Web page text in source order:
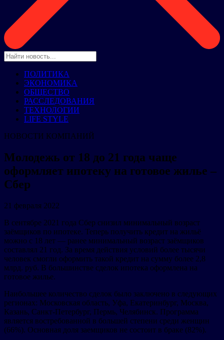
ПОЛИТИКА
ЭКОНОМИКА
ОБЩЕСТВО
РАССЛЕДОВАНИЯ
ТЕХНОЛОГИИ
LIFE STYLE
НОВОСТИ КОМПАНИЙ
Молодежь от 18 до 21 года чаще
оформляет ипотеку на готовое жилье –
Сбер
21 февраля 2022
В сентябре 2021 года Сбер снизил минимальный возраст
заёмщиков по ипотеке. Теперь получить кредит на жильё
можно с 18 лет — ранее минимальный возраст заёмщиков
составлял 21 год. За время действия условий более тысячи
человек смогли оформить такой кредит на сумму более 2,8
млрд. руб. В большинстве сделок ипотека оформлена на
готовое жилье.
Наибольшее количество сделок было заключено в следующих
регионах: Московская область, Уфа, Екатеринбург, Москва,
Казань, Санкт-Петербург, Пермь, Челябинск. Программа
является востребованной в большей степени среди женщин
(66%). Основная доля заемщиков не состоит в браке (82%).